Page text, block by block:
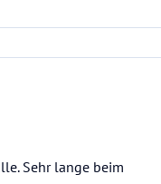
Sehr lange beim